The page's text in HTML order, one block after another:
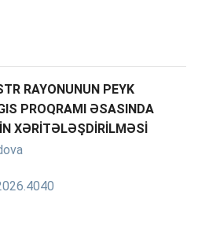
RAYONUNUN PEYK
PROQRAMI ƏSASINDA
XƏRİTƏLƏŞDİRİLMƏSİ